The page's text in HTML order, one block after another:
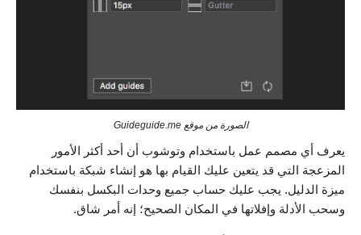
الصورة من موقع Guideguide.me
يعرف أي مصمم عمل باستخدام وتوشوب أن أحد أكثر الأمور
المزعجة التي قد يتعين عليك القيام بها هو إنشاء شبكة باستخدام
ميزة الدليل. يجب عليك حساب جميع وحدات البكسل بنفسك
وسحب الأدلة وإفلاتها في المكان الصحيح؛ إنه أمر شاق.